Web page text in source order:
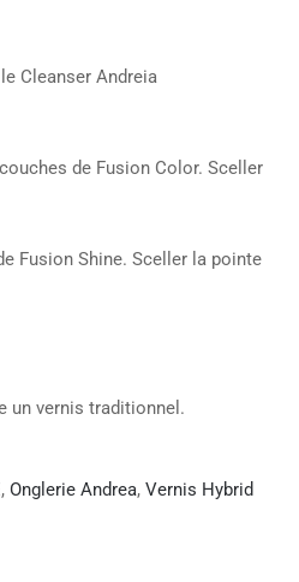
Cleanser Andreia
de Fusion Color. Sceller
Fusion Shine. Sceller la pointe
un vernis traditionnel.
, Onglerie Andrea, Vernis Hybrid